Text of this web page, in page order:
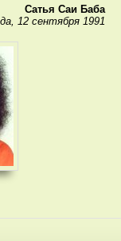
Сатья Саи Баба
12 сентября 1991